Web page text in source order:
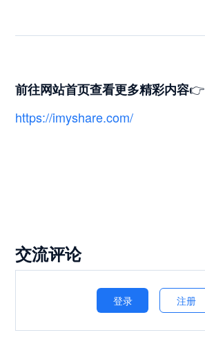
前往网站首页查看更多精彩内容👉
https://imyshare.com/
交流评论
登录 注册